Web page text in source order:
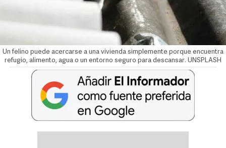
Un felino puede acercarse a una vivienda simplemente porque encuentra
refugio, alimento, agua o un entorno seguro para descansar. UNSPLASH